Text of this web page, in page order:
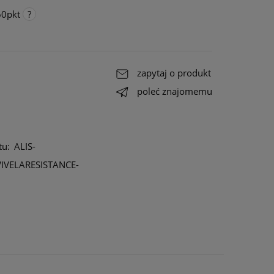
pkt
do
ALIS-
zapytaj o produkt
poleć znajomemu